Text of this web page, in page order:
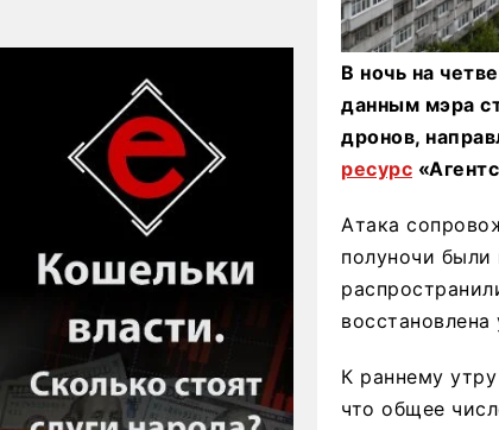
В ночь на
данным мэра
дронов,
ресурс
Атака
полуночи были
восстановлена
К раннему
что общее